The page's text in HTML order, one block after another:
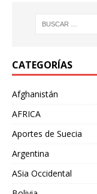
CATEGORÍAS
Afghanistán
AFRICA
Aportes de Suecia
Argentina
ASia Occidental